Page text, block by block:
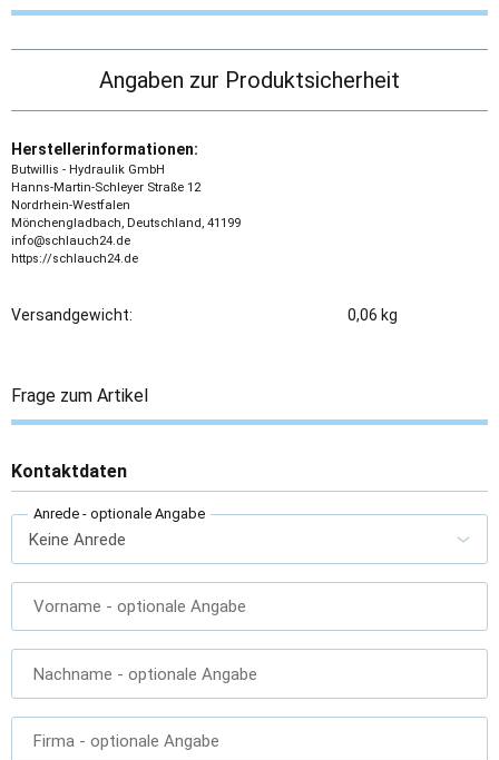
Angaben zur Produktsicherheit
Herstellerinformationen:
Butwillis - Hydraulik GmbH
Hanns-Martin-Schleyer Straße 12
Nordrhein-Westfalen
Mönchengladbach, Deutschland, 41199
info@schlauch24.de
https://schlauch24.de
Versandgewicht: 0,06 kg
Frage zum Artikel
Kontaktdaten
Anrede - optionale Angabe
Vorname - optionale Angabe
Nachname - optionale Angabe
Firma - optionale Angabe